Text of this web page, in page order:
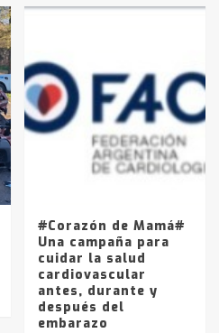
#Corazón de Mamá#
Una campaña para
cuidar la salud
cardiovascular
antes, durante y
después del
embarazo